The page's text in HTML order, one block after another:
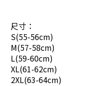
尺寸：
S(55-56cm)
M(57-58cm)
L(59-60cm)
XL(61-62cm)
2XL(63-64cm)